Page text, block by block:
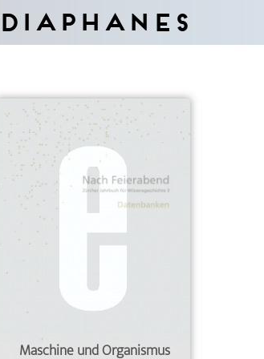
Diaphanes
Maschine und Organismus